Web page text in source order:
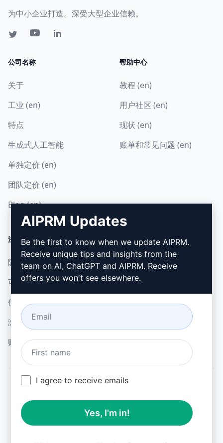
为中小企业打造。深受大型企业信赖。
公司名称
关于
工业 (en)
特点
生成式人工智能
单独定价 (en)
团队定价 (en)
Blog (en)
帮助中心
教程 (en)
用户社区 (en)
现状 (en)
账单和常见问题 (en)
法律
隐私政策 (en)
可接受使用政策 (en)
使用条款 (en)
浏览器扩展术语 (en)
账单条款 (en)
下载
如何安装 (en)
谷歌浏览器 (en)
微软边缘 (en)
All logos, trademarks, and registered trademarks are the
property of their respective owners.
AIPRM and other related brand names are registered
AIPRM Updates
Be the first to know when we update AIPRM.
Receive unique tips and insights from the
team on AI, ChatGPT and AIPRM. Receive
offers you won't see elsewhere.
I agree to receive emails
Yes, I'm in!